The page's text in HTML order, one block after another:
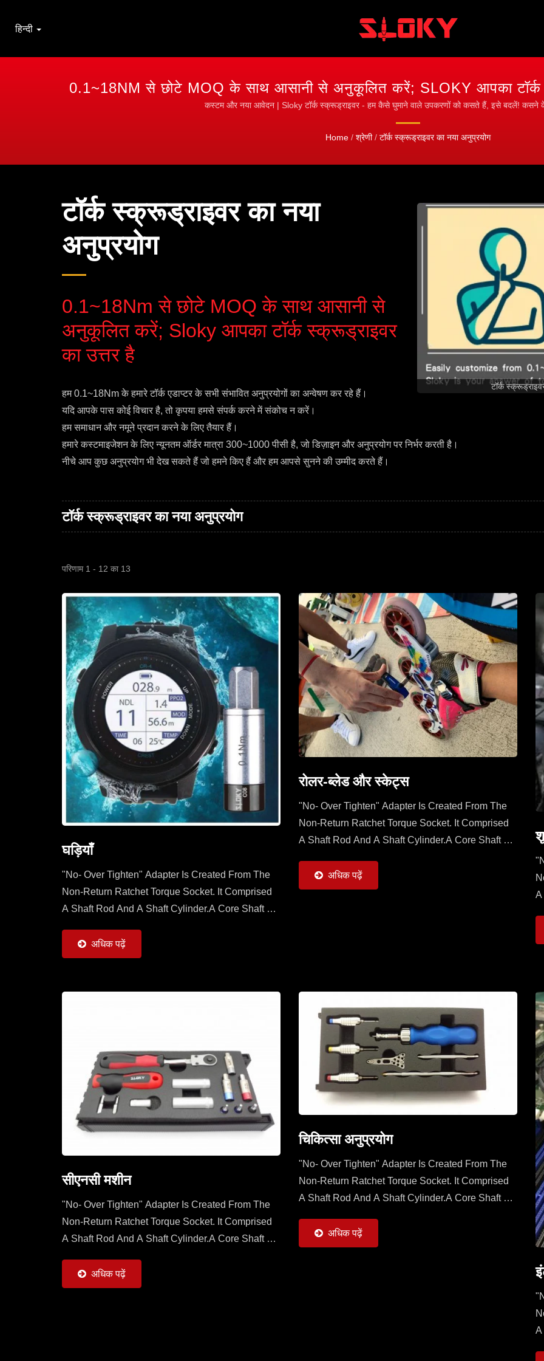
हिन्दी
0.1~18NM से छोटे MOQ के साथ आसानी से अनुकूलित करें; SLOKY आपका टॉर्क
टॉर्क स्क्रूड्राइवर | CNC पेशेवरों के लिए सटीक
कस्टम और नया आवेदन | Sloky टॉर्क स्क्रूड्राइवर - हम कैसे घुमाने वाले उपकरणों को कसते हैं, इसे बदलें! कसने
Home / श्रेणी / टॉर्क स्क्रूड्राइवर का नया अनुप्रयोग
टॉर्क
टॉर्क स्क्रूड्राइवर का नया
अनुप्रयोग
0.1~18Nm से छोटे MOQ के साथ आसानी से
अनुकूलित करें; Sloky आपका टॉर्क स्क्रूड्राइवर
का उत्तर है
हम 0.1~18Nm के हमारे टॉर्क एडाप्टर के सभी संभावित अनुप्रयोगों का अन्वेषण कर रहे हैं।
यदि आपके पास कोई विचार है, तो कृपया हमसे संपर्क करने में संकोच न करें।
हम समाधान और नमूने प्रदान करने के लिए तैयार हैं।
हमारे कस्टमाइजेशन के लिए न्यूनतम ऑर्डर मात्रा 300~1000 पीसी है, जो डिज़ाइन और अनुप्रयोग पर निर्भर करती है।
नीचे आप कुछ अनुप्रयोग भी देख सकते हैं जो हमने किए हैं और हम आपसे सुनने की उम्मीद करते हैं।
टॉर्क स्क्रूड्राइवर का नया अनुप्रयोग
परिणाम 1 - 12 का 13
घड़ियाँ
"No- Over Tighten" Adapter Is Created From The
Non-Return Ratchet Torque Socket. It Comprised
A Shaft Rod And A Shaft Cylinder.A Core Shaft Of
Capable...अधिक पढ़ें
रोलर-ब्लेड और स्केट्स
"No- Over Tighten" Adapter Is Created From The
Non-Return Ratchet Torque Socket. It Comprised
A Shaft Rod And A Shaft Cylinder.A Core Shaft Of
Capable...अधिक पढ़ें
A
सीएनसी मशीन
"No- Over Tighten" Adapter Is Created From The
Non-Return Ratchet Torque Socket. It Comprised
A Shaft Rod And A Shaft Cylinder.A Core Shaft Of
Capable...अधिक पढ़ें
चिकित्सा अनुप्रयोग
"No- Over Tighten" Adapter Is Created From The
Non-Return Ratchet Torque Socket. It Comprised
A Shaft Rod And A Shaft Cylinder.A Core Shaft Of
Capable...अधिक पढ़ें
A